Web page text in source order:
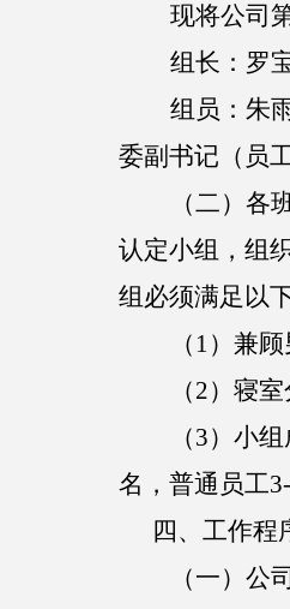
现将公司
组长： 罗
组员： 朱
委副书记 （ 员
（二） 各
认定小组，组
组必须满足以
（ 1）兼
（2）寝
（3）小
名，普通员工
四、工作程
（一） 公